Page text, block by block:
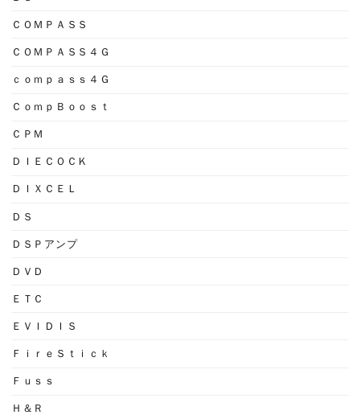
ＣＯＭＰＡＳＳ
ＣＯＭＰＡＳＳ４Ｇ
ｃｏｍｐａｓｓ４Ｇ
ＣｏｍｐＢｏｏｓｔ
ＣＰＭ
ＤＩＥＣＯＣＫ
ＤＩＸＣＥＬ
ＤＳ
ＤＳＰアンプ
ＤＶＤ
ＥＴＣ
ＥＶＩＤＩＳ
ＦｉｒｅＳｔｉｃｋ
Ｆｕｓｓ
Ｈ＆Ｒ